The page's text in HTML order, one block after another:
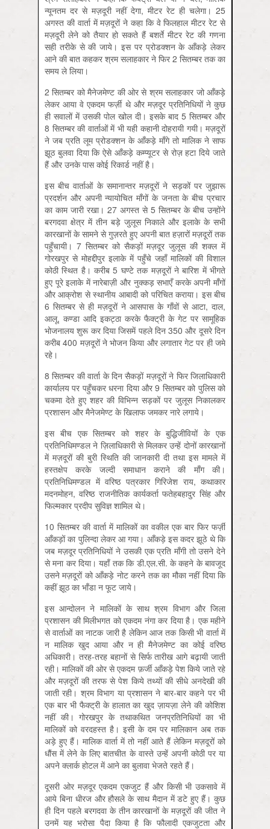
न्यूनतम दर से मज़दूरी नहीं देगा, मीटर रेट ही चलेगा। 25
अगस्त की वार्ता में मज़दूरों ने कहा कि वे फिलहाल मीटर रेट से
मज़दूरी लेने को तैयार हो सकते हैं बशर्ते मीटर रेट की गणना
सही तरीके से की जाये। इस पर प्रोडक्शन के आँकड़े लेकर
आने की बात कहकर श्रम सलाहकार ने फिर 2 सितम्बर तक का
समय ले लिया।
2 सितम्बर को मैनेजमेण्‍ट की ओर से श्रम सलाहकार जो आँकड़े
लेकर आया वे एकदम फर्ज़ी थे और मज़दूर प्रतिनिधियों ने कुछ
ही सवालों में उसकी पोल खोल दी। इसके बाद 5 सितम्बर और
8 सितम्बर की वार्ताओं में भी यही कहानी दोहरायी गयी। मज़दूरों
ने जब प्रति लूम प्रोडक्शन के आँकड़े माँगे तो मालिक ने साफ
झूठ बुलवा दिया कि ऐसे आँकड़े कम्प्यूटर से रोज़ हटा दिये जाते
हैं और उनके पास कोई रिकार्ड नहीं है।
इस बीच वार्ताओं के समानान्तर मज़दूरों ने सड़कों पर जुझारू
प्रदर्शन और अपनी न्यायोचित माँगों के जनता के बीच प्रचार
का काम जारी रखा। 27 अगस्त से 5 सितम्बर के बीच उन्होंने
बरगदवा क्षेत्र में तीन बड़े जुलूस निकाले और इलाके के सभी
कारखानों के सामने से गुज़रते हुए अपनी बात हज़ारों मज़दूरों तक
पहुँचायी। 7 सितम्बर को सैकड़ों मज़दूर जुलूस की शक्ल में
गोरखपुर से मोहद्दीपुर इलाके में पहुँचे जहाँ मालिकों की विशाल
कोठी स्थित है। करीब 5 घण्टे तक मज़दूरों ने बारिश में भीगते
हुए पूरे इलाके में नारेबाज़ी और नुक्कड़ सभाएँ करके अपनी माँगों
और आक्रोश से स्थानीय आबादी को परिचित कराया। इस बीच
6 सितम्बर से ही मज़दूरों ने आसपास के गाँवों से आटा, दाल,
आलू, कण्डा आदि इकट्ठा करके फैक्ट्री के गेट पर सामूहिक
भोजनालय शुरू कर दिया जिसमें पहले दिन 350 और दूसरे दिन
करीब 400 मज़दूरों ने भोजन किया और लगातार गेट पर ही जमे
रहे।
8 सितम्बर की वार्ता के दिन सैकड़ों मज़दूरों ने फिर जिलाधिकारी
कार्यालय पर पहुँचकर धरना दिया और 9 सितम्बर को पुलिस को
चकमा देते हुए शहर की विभिन्न सड़कों पर जुलूस निकालकर
प्रशासन और मैनेजमेण्‍ट के खिलाफ जमकर नारे लगाये।
इस बीच एक सितम्बर को शहर के बुद्धिजीवियों के एक
प्रतिनिधिमण्डल ने ज़िलाधिकारी से मिलकर उन्हें दोनों कारखानों
में मज़दूरों की बुरी स्थिति की जानकारी दी तथा इस मामले में
हस्तक्षेप करके जल्दी समाधान कराने की माँग की।
प्रतिनिधिमण्डल में वरिष्ठ पत्रकार गिरिजेश राय, कथाकार
मदनमोहन, वरिष्ठ राजनीतिक कार्यकर्ता फतेहबहादुर सिंह और
फिल्मकार प्रदीप सुविज्ञ शामिल थे।
10 सितम्बर की वार्ता में मालिकों का वकील एक बार फिर फर्ज़ी
आँकड़ों का पुलिन्दा लेकर आ गया। आँकड़े इस कदर झूठे थे कि
जब मज़दूर प्रतिनिधियों ने उसकी एक प्रति माँगी तो उसने देने
से मना कर दिया। यहाँ तक कि डी.एल.सी. के कहने के बावजूद
उसने मज़दूरों को आँकड़े नोट करने तक का मौका नहीं दिया कि
कहीं झूठ का भाँडा न फूट जाये।
इस आन्दोलन ने मालिकों के साथ श्रम विभाग और जिला
प्रशासन की मिलीभगत को एकदम नंगा कर दिया है। एक महीने
से वार्ताओं का नाटक जारी है लेकिन आज तक किसी भी वार्ता में
न मालिक खुद आया और न ही मैनेजमेण्‍ट का कोई वरिष्ठ
अधिकारी। तरह-तरह बहानों से सिर्फ तारीख आगे बढ़ायी जाती
रही। मालिकों की ओर से एकदम फ़र्जी आँकड़े पेश किये जाते रहे
और मज़दूरों की तरफ से पेश किये तथ्यों की सीधे अनदेखी की
जाती रही। श्रम विभाग या प्रशासन ने बार-बार कहने पर भी
एक बार भी फैक्ट्री के हालात का खुद ज़ायज़ा लेने की कोशिश
नहीं की। गोरखपुर के तथाकथित जनप्रतिनिधियों का भी
मालिकों को वरदहस्त है। इसी के दम पर मालिकान अब तक
अड़े हुए हैं। मालिक वार्ता में तो नहीं आते हैं लेकिन मज़दूरों को
धौंस में लेने के लिए बातचीत के वास्ते उन्हें अपनी कोठी पर या
अपने क्लार्क होटल में आने का बुलावा भेजते रहते हैं।
दूसरी ओर मज़दूर एकदम एकजुट हैं और किसी भी उकसावे में
आये बिना धीरज और हौसले के साथ मैदान में डटे हुए हैं। कुछ
ही दिन पहले बरगदवा के तीन कारखानों के मज़दूरों की जीत ने
उनमें यह भरोसा पैदा किया है कि फौलादी एकजुटता और